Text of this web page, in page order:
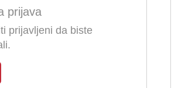
prijava
prijavljeni da biste